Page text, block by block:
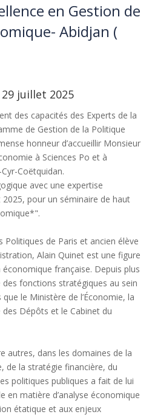
en Gestion de
Abidjan (
29 juillet 2025
des capacités des Experts de la
de Gestion de la Politique
honneur d’accueillir Monsieur
à Sciences Po et à
Coëtquidan.
avec une expertise
pour un séminaire de haut
Politiques de Paris et ancien élève
Alain Quinet est une figure
française. Depuis plus
fonctions stratégiques au sein
le Ministère de l’Économie, la
des Dépôts et le Cabinet du
autres, dans les domaines de la
de la stratégie financière, du
politiques publiques a fait de lui
en matière d’analyse économique
étatique et aux enjeux